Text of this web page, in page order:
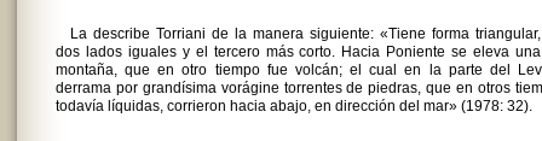
La describe Torriani de la manera siguiente: «Tiene forma
dos lados iguales y el tercero más corto. Hacia Poniente se eleva
montaña, que en otro tiempo fue volcán; el cual en la parte del
derrama por grandísima vorágine torrentes de piedras, que en otros
todavía líquidas, corrieron hacia abajo, en dirección del mar» (1978: 32).